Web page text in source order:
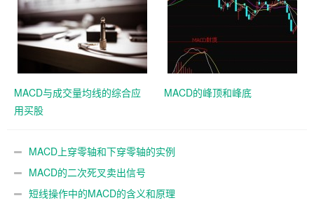
MACD与成交量均线的综合应
用买股
MACD的峰顶和峰底
MACD上穿零轴和下穿零轴的实例
MACD的二次死叉卖出信号
短线操作中的MACD的含义和原理